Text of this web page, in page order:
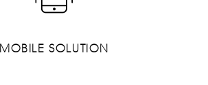
MOBILE SOLUTION